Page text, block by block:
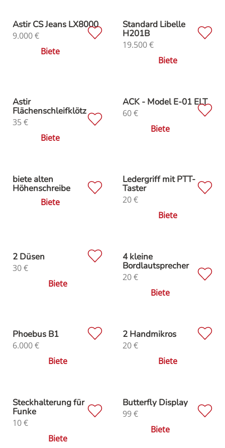
Astir CS Jeans LX8000
9.000€
Biete
Standard Libelle
H201B
19.500€
Biete
Astir
Flächenschleifklötz
35€
Biete
ACK - Model E-01 ELT
60€
Biete
biete alten
Höhenschreibe
Biete
Ledergriff mit PTT-
Taster
20€
Biete
2 Düsen
30€
Biete
4 kleine
Bordlautsprecher
20€
Biete
Phoebus B1
6.000€
Biete
2 Handmikros
20€
Biete
Steckhalterung für
Funke
10€
Biete
Butterfly Display
99€
Biete